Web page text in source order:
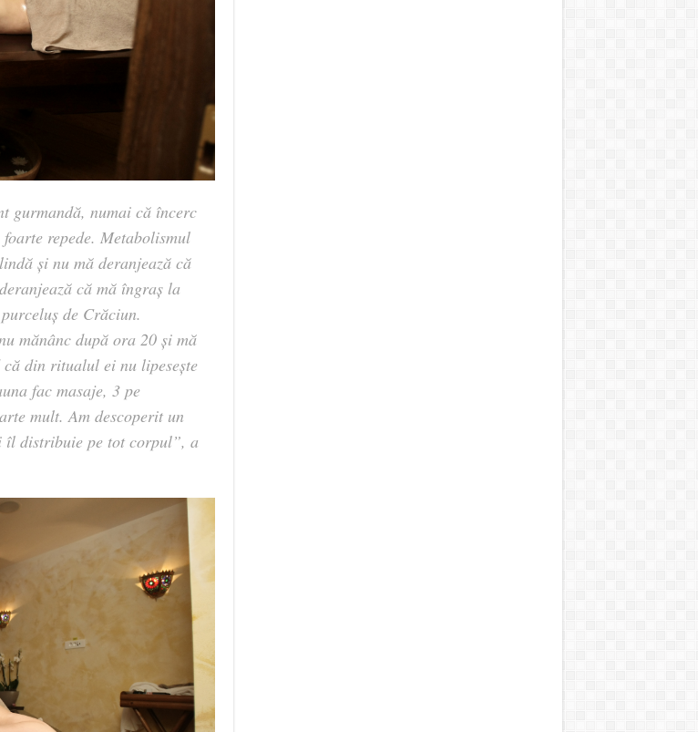
gurmandă, numai că încerc
repede. Metabolismul
și nu mă deranjează că
că mă îngraș la
de Crăciun.
mănânc după ora 20 și mă
din ritualul ei nu lipesește
fac masaje, 3 pe
mult. Am descoperit un
îl distribuie pe tot corpul”, a